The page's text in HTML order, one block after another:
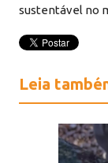
sustentável no
Leia